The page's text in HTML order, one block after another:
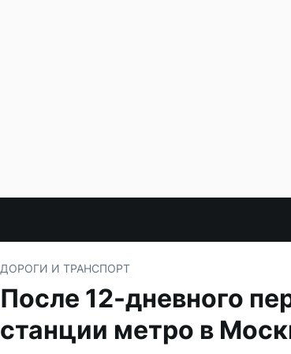
ДОРОГИ И ТРАНСПОРТ
После 12-дневного
станции метро в